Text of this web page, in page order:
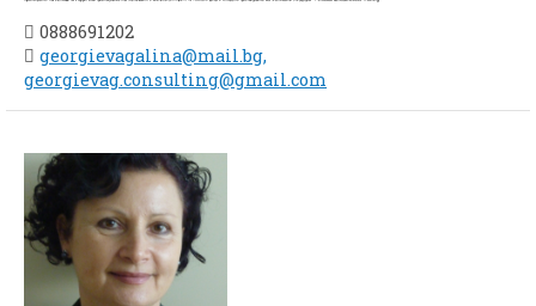
0888691202
georgievagalina@mail.bg,
georgievag.consulting@gmail.com